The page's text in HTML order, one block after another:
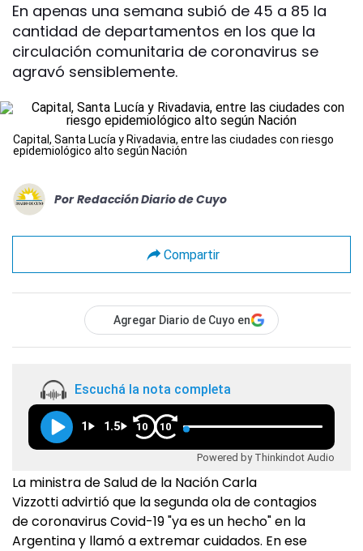
En apenas una semana subió de 45 a 85 la
cantidad de departamentos en los que la
circulación comunitaria de coronavirus se
agravó sensiblemente.
Capital, Santa Lucía y Rivadavia, entre las ciudades con riesgo
epidemiológico alto según Nación
Por Redacción Diario de Cuyo
Compartir
Agregar Diario de Cuyo en
Escuchá la nota completa
1 1.5 10 10
Powered by Thinkindot Audio
La ministra de Salud de la Nación Carla
Vizzotti advirtió que la segunda ola de contagios
de coronavirus Covid-19 "ya es un hecho" en la
Argentina y llamó a extremar cuidados. En ese